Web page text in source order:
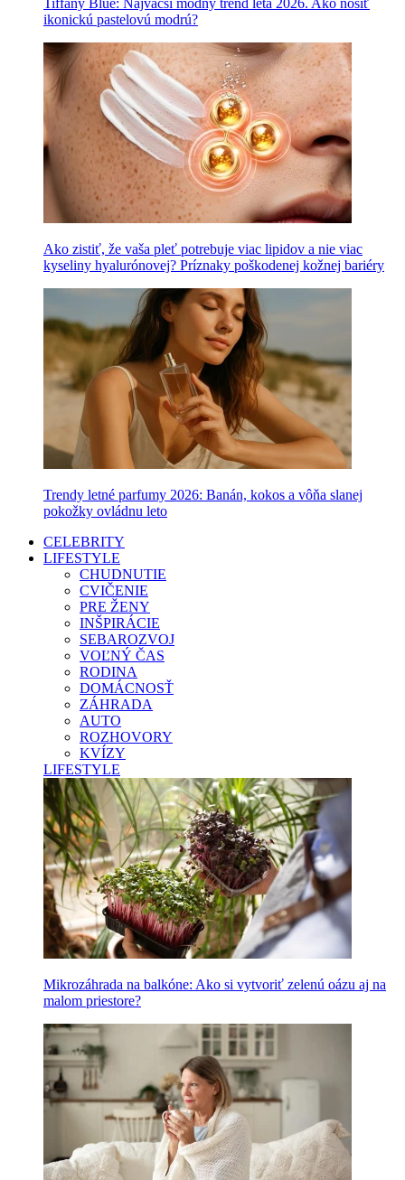
Tiffany Blue: Najväčší módny trend leta 2026. Ako nosiť
ikonickú pastelovú modrú?
Ako zistiť, že vaša pleť potrebuje viac lipidov a nie viac
kyseliny hyalurónovej? Príznaky poškodenej kožnej bariéry
Trendy letné parfumy 2026: Banán, kokos a vôňa slanej
pokožky ovládnu leto
CELEBRITY
LIFESTYLE
CHUDNUTIE
CVIČENIE
PRE ŽENY
INŠPIRÁCIE
SEBAROZVOJ
VOĽNÝ ČAS
RODINA
DOMÁCNOSŤ
ZÁHRADA
AUTO
ROZHOVORY
KVÍZY
LIFESTYLE
Mikrozáhrada na balkóne: Ako si vytvoriť zelenú oázu aj na
malom priestore?